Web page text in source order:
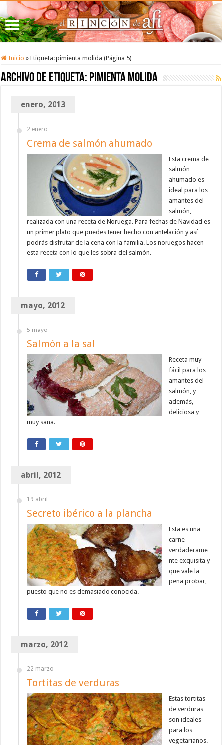
Inicio » Etiqueta:pimienta molida (Página 5)
Archivo de etiqueta: pimienta molida
enero, 2013
2 enero
Crema de salmón ahumado
Esta crema de
salmón
ahumado es
ideal para los
amantes del
salmón,
realizada con una receta de Noruega. Para fechas de Navidad es
un primer plato que puedes tener hecho con antelación y así
podrás disfrutar de la cena con la familia. Los noruegos hacen
esta receta con lo que les sobra del salmón.
mayo, 2012
5 mayo
Salmón a la sal
Receta muy
fácil para los
amantes del
salmón, y
además,
deliciosa y
muy sana.
abril, 2012
19 abril
Secreto ibérico a la plancha
Esta es una
carne
verdaderame
nte exquisita y
que vale la
pena probar,
puesto que no es demasiado conocida.
marzo, 2012
22 marzo
Tortitas de verduras
Estas tortitas
de verduras
son ideales
para los
vegetarianos.